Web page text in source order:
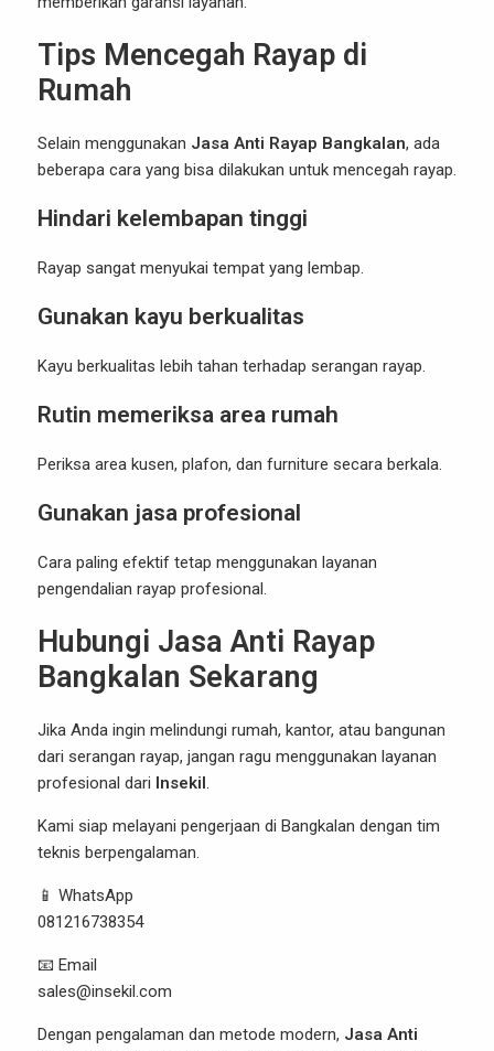
Tips Mencegah Rayap di
Rumah
Selain menggunakan Jasa Anti Rayap Bangkalan, ada
beberapa cara yang bisa dilakukan untuk mencegah rayap.
Hindari kelembapan tinggi
Rayap sangat menyukai tempat yang lembap.
Gunakan kayu berkualitas
Kayu berkualitas lebih tahan terhadap serangan rayap.
Rutin memeriksa area rumah
Periksa area kusen, plafon, dan furniture secara berkala.
Gunakan jasa profesional
Cara paling efektif tetap menggunakan layanan
pengendalian rayap profesional.
Hubungi Jasa Anti Rayap
Bangkalan Sekarang
Jika Anda ingin melindungi rumah, kantor, atau bangunan
dari serangan rayap, jangan ragu menggunakan layanan
profesional dari Insekil .
Kami siap melayani pengerjaan di Bangkalan dengan tim
teknis berpengalaman.
📱 WhatsApp
081216738354
📧 Email
sales@insekil.com
Dengan pengalaman dan metode modern, Jasa Anti